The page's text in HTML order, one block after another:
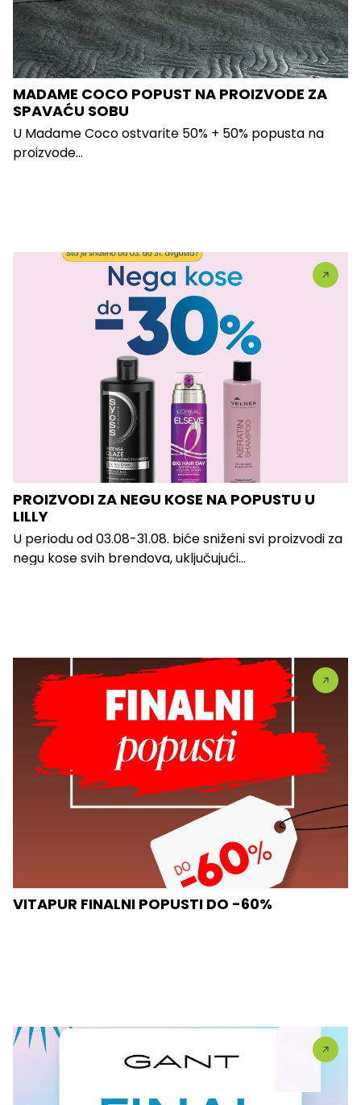
MADAME COCO POPUST NA PROIZVODE ZA
SPAVAĆU SOBU
U Madame Coco ostvarite 50% + 50% popusta na
proizvode...
PROIZVODI ZA NEGU KOSE NA POPUSTU U
LILLY
U periodu od 03.08-31.08. biće sniženi svi proizvodi za
negu kose svih brendova, uključujući...
VITAPUR FINALNI POPUSTI DO -60%